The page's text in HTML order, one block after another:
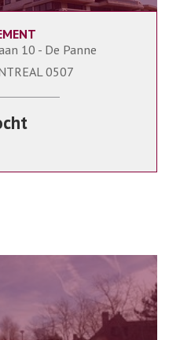
3
10 - De Panne
0507